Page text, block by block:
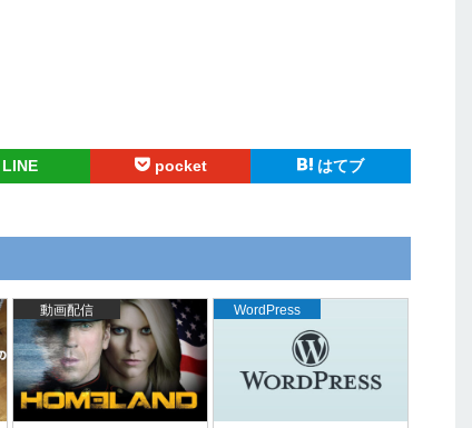
LINE pocket はてブ
動画配信 WordPress